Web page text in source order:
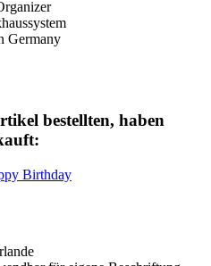
bestellten, haben